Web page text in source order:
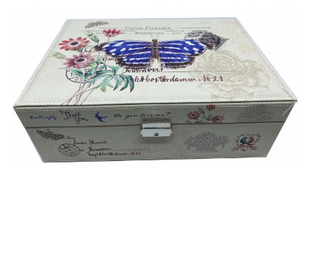
Cele mai noi
Cele mai vandute
Cele mai votate
Cu video
Pret
0 Lei - 100 Lei
100 Lei - 200 Lei